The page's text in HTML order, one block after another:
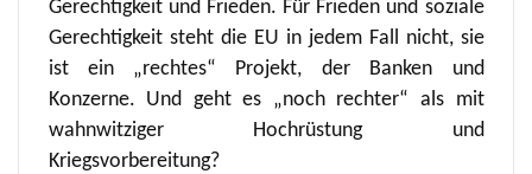
Gerechtigkeit und Frieden. Für Frieden und soziale
Gerechtigkeit steht die EU in jedem Fall nicht, sie
ist ein „rechtes“ Projekt, der Banken und
Konzerne. Und geht es „noch rechter“ als mit
wahnwitziger Hochrüstung und
Kriegsvorbereitung?